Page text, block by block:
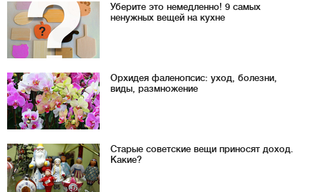
Уберите это немедленно! 9 самых
ненужных вещей на кухне
Орхидея фаленопсис: уход, болезни,
виды, размножение
Старые советские вещи приносят доход.
Какие?